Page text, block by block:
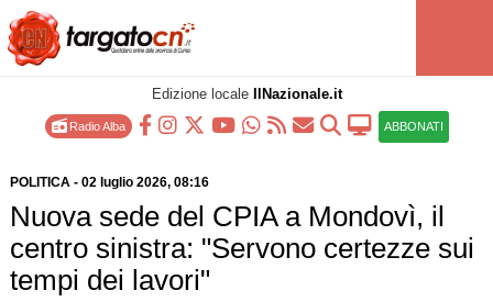
Edizione locale IlNazionale.it
Radio Alba ABBONATI
POLITICA- 02 luglio 2026, 08:16
Nuova sede del CPIA a Mondovì, il
centro sinistra: "Servono certezze sui
tempi dei lavori"